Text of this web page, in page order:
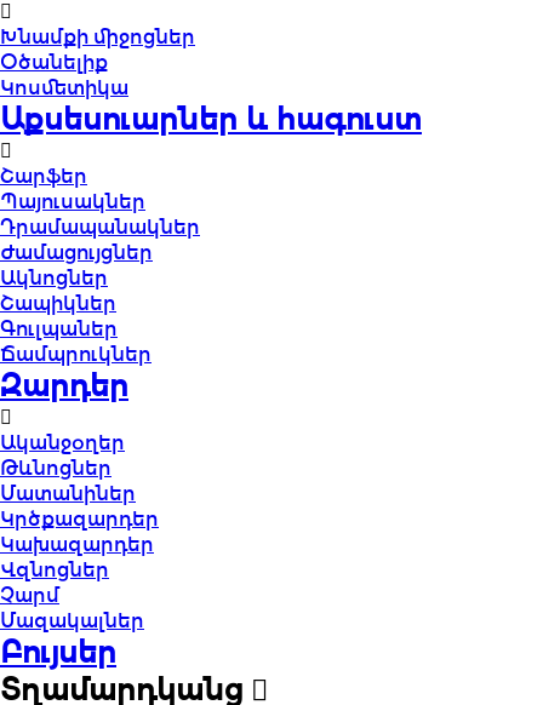
Խնամքի միջոցներ
Օծանելիք
Կոսմետիկա
Աքսեսուարներ և հագուստ
Շարֆեր
Պայուսակներ
Դրամապանակներ
Ժամացույցներ
Ակնոցներ
Շապիկներ
Գուլպաներ
Ճամպրուկներ
Զարդեր
Ականջօղեր
Թևնոցներ
Մատանիներ
Կրծքազարդեր
Կախազարդեր
Վզնոցներ
Չարմ
Մազակալներ
Բույսեր
Տղամարդկանց